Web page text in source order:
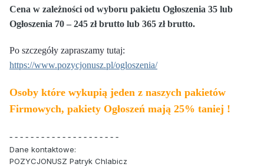
Cena w zależności od wyboru pakietu Ogłoszenia 35 lub
Ogłoszenia 70 – 245 zł brutto lub 365 zł brutto.
Po szczegóły zapraszamy tutaj:
https://www.pozycjonusz.pl/ogloszenia/
Osoby które wykupią jeden z naszych pakietów
Firmowych, pakiety Ogłoszeń mają 25% taniej !
- - - - - - - - - - - - - - - - - - - - -
Dane kontaktowe:
POZYCJONUSZ Patryk Chlabicz